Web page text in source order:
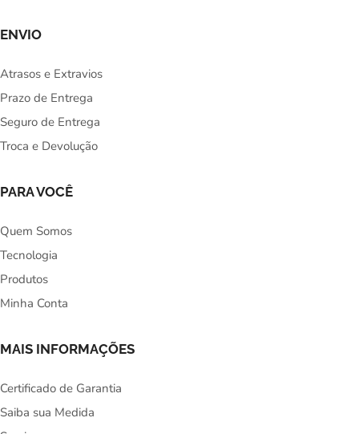
ENVIO
Atrasos e Extravios
Prazo de Entrega
Seguro de Entrega
Troca e Devolução
PARA VOCÊ
Quem Somos
Tecnologia
Produtos
Minha Conta
MAIS INFORMAÇÕES
Certificado de Garantia
Saiba sua Medida